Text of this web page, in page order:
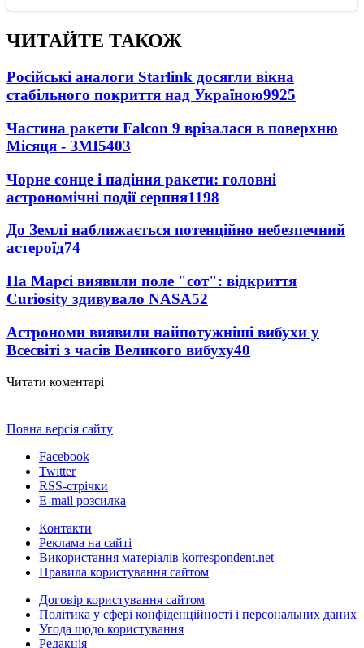
ЧИТАЙТЕ ТАКОЖ
Російські аналоги Starlink досягли вікна
стабільного покриття над Україною9925
Частина ракети Falcon 9 врізалася в поверхню
Місяця - ЗМІ5403
Чорне сонце і падіння ракети: головні
астрономічні події серпня1198
До Землі наближається потенційно небезпечний
астероїд74
На Марсі виявили поле "сот": відкриття
Curiosity здивувало NASA52
Астрономи виявили найпотужніші вибухи у
Всесвіті з часів Великого вибуху40
Читати коментарі
Повна версія сайту
Facebook
Twitter
RSS-стрічки
E-mail розсилка
Контакти
Реклама на сайті
Використання матеріалів korrespondent.net
Правила користування сайтом
Договір користування сайтом
Політика у сфері конфіденційності і персональних даних
Угода щодо користування
Редакція